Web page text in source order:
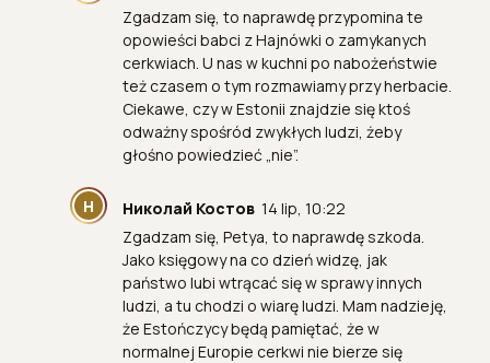
Zgadzam się, to naprawdę przypomina te
opowieści babci z Hajnówki o zamykanych
cerkwiach. U nas w kuchni po nabożeństwie
też czasem o tym rozmawiamy przy herbacie.
Ciekawe, czy w Estonii znajdzie się ktoś
odważny spośród zwykłych ludzi, żeby
głośno powiedzieć „nie”.
Н Николай Костов 14 lip, 10:22
Zgadzam się, Petya, to naprawdę szkoda.
Jako księgowy na co dzień widzę, jak
państwo lubi wtrącać się w sprawy innych
ludzi, a tu chodzi o wiarę ludzi. Mam nadzieję,
że Estończycy będą pamiętać, że w
normalnej Europie cerkwi nie bierze się